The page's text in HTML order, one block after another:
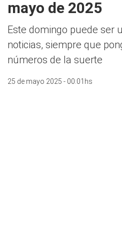
mayo de 2025
Este domingo puede ser
noticias, siempre que
números de la suerte
25 de mayo 2025 - 00:01hs